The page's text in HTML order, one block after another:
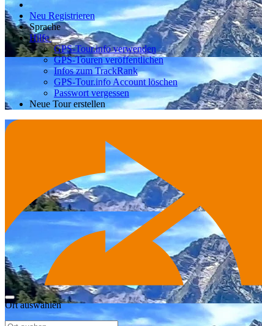
Neu Registrieren
Sprache
Hilfe
GPS-Tour.info verwenden
GPS-Touren veröffentlichen
Infos zum TrackRank
GPS-Tour.info Account löschen
Passwort vergessen
Neue Tour erstellen
Ort auswählen